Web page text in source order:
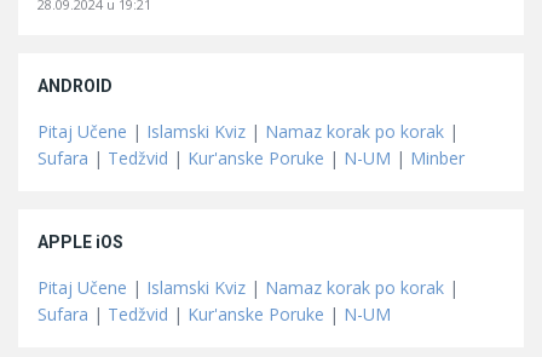
28.09.2024 u 19:21
ANDROID
Pitaj Učene | Islamski Kviz | Namaz korak po korak |
Sufara | Tedžvid | Kur'anske Poruke | N-UM | Minber
APPLE iOS
Pitaj Učene | Islamski Kviz | Namaz korak po korak |
Sufara | Tedžvid | Kur'anske Poruke | N-UM